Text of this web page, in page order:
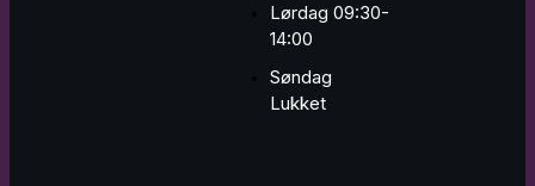
Lørdag 09:30-
14:00
Søndag
Lukket